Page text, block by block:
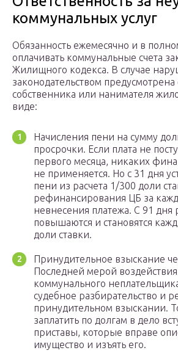
коммунальных услуг
Обязанность ежемесячно и в
оплачивать коммунальные счета
Жилищного кодекса. В случае
законодательством предусмотрена
собственника или нанимателя
виде:
Начисления пени на сумму
просрочки. Если плата не
первого месяца, никаких
не применяется. Но с 31 дня
пени из расчета 1/300 доли
рефинансирования ЦБ за
невнесения платежа. С 91 дня
повышаются и становятся
доли ставки.
Принудительное взыскание
Последней мерой
коммунального неплательщика
судебное разбирательство и
принудительном взыскании.
заплатить по долгам в дело
приставы, которые вправе
имущество и изъять его.